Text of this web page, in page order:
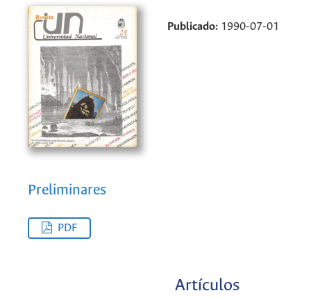
Publicado: 1990-07-01
Preliminares
PDF
Artículos